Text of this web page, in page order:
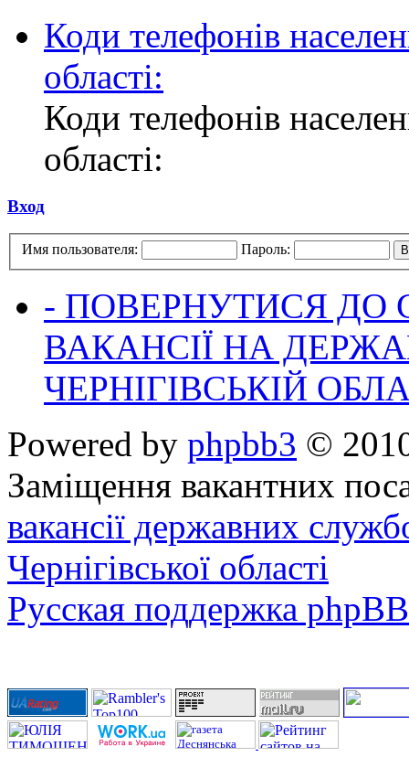
Коди телефонів
області:
Коди телефонів
області:
Вход
Имя пользователя: Пароль:
- ПОВЕРНУТИСЯ ДО
ВАКАНСІЇ НА
ЧЕРНІГІВСЬКІЙ
Powered by phpbb3 ©
Заміщення вакантних
вакансії державних
Чернігівської області
Русская поддержка phpBB